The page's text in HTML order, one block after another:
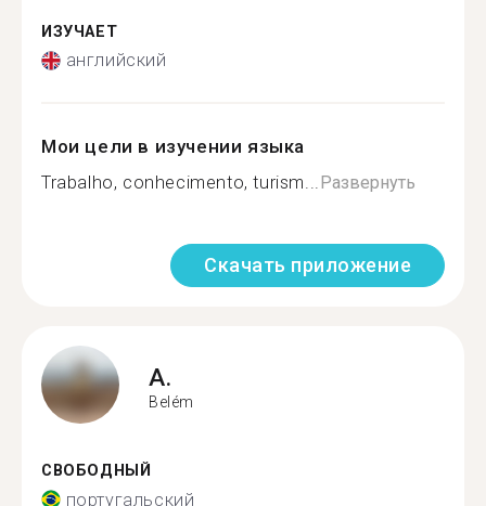
ИЗУЧАЕТ
английский
Мои цели в изучении языка
Trabalho, conhecimento, turism...Развернуть
Скачать приложение
A.
Belém
СВОБОДНЫЙ
португальский